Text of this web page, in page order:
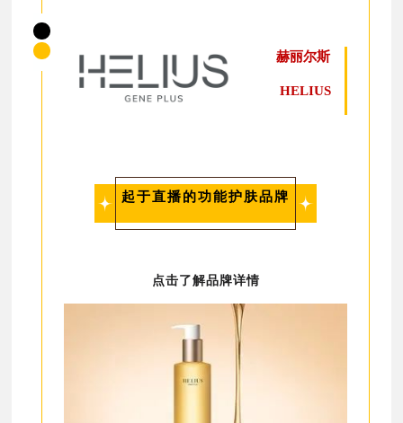
赫丽尔斯
HELIUS
起于直播的功能护肤品牌
点击了解品牌详情